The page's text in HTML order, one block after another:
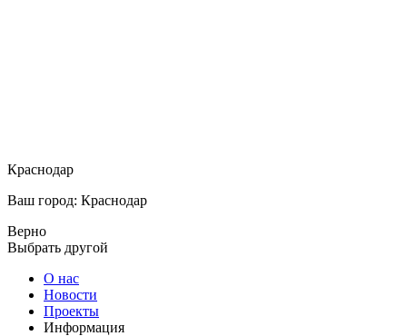
Краснодар
Ваш город: Краснодар
Верно
Выбрать другой
О нас
Новости
Проекты
Информация